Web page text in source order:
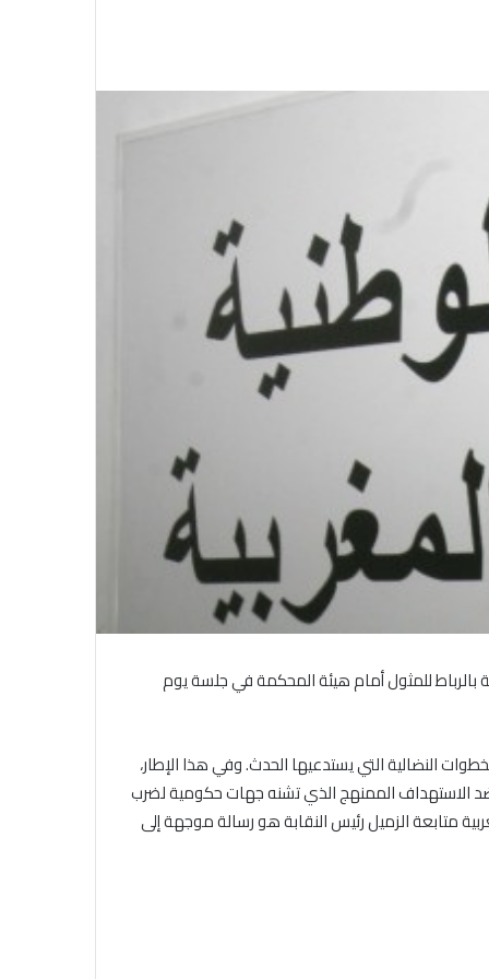
بالرباط للمثول أمام هيئة المحكمة في جلسة يوم
للنقابة الوطنية للصحافة المغربية اجتماعا طارئا يوم الأربعاء 24 فبراير 2016 للتداول في الخطوات النضالية التي يستدعيها الحدث. وفي هذا الإطار،
ضد الاستهداف الممنهج الذي تشنه جهات حكومية لضرب
متابعة الزميل رئيس النقابة هو رسالة موجهة إلى
في احتفالية عيد الصحافة النجفية
في عيد الصحافة العراقية تحية لكل
الصحفيين ولأرواح شهداء الصحافة